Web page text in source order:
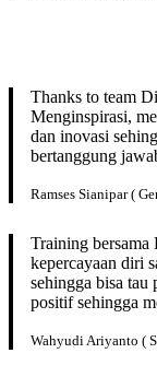
Thanks to team
Menginspirasi,
dan inovasi
bertanggung
Ramses Sianipar (
Training bersama
kepercayaan diri
sehingga bisa tau
positif sehingga
Wahyudi Ariyanto (